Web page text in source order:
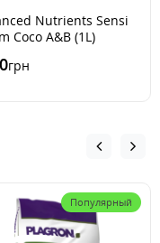
Nutrients Sensi
Coco A&B (1L)
грн
Популярный